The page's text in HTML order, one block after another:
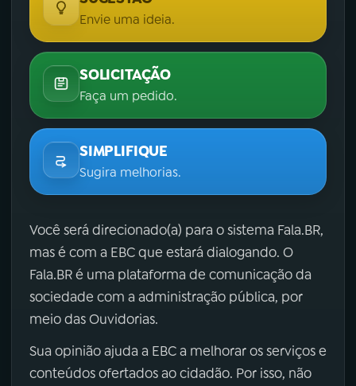
Envie uma ideia.
SOLICITAÇÃO
Faça um pedido.
SIMPLIFIQUE
Sugira melhorias.
Você será direcionado(a) para o sistema Fala.BR,
mas é com a EBC que estará dialogando. O
Fala.BR é uma plataforma de comunicação da
sociedade com a administração pública, por
meio das Ouvidorias.
Sua opinião ajuda a EBC a melhorar os serviços e
conteúdos ofertados ao cidadão. Por isso, não